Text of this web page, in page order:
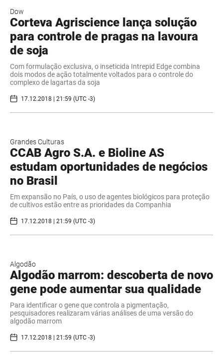
Dow
Corteva Agriscience lança solução
para controle de pragas na lavoura
de soja
Com formulação exclusiva, o inseticida Intrepid Edge combina
dois modos de ação totalmente voltados para o controle do
complexo de lagartas da soja
17.12.2018 | 21:59 (UTC -3)
Grandes Culturas
CCAB Agro S.A. e Bioline AS
estudam oportunidades de negócios
no Brasil
Em expansão no País, o uso de agentes biológicos para proteção
de cultivos estão entre as prioridades da Companhia
17.12.2018 | 21:59 (UTC -3)
Algodão
Algodão marrom: descoberta de novo
gene pode aumentar sua qualidade
Para identificar o gene que controla a pigmentação,
pesquisadores realizaram várias análises de uma versão do
algodão marrom
17.12.2018 | 21:59 (UTC -3)